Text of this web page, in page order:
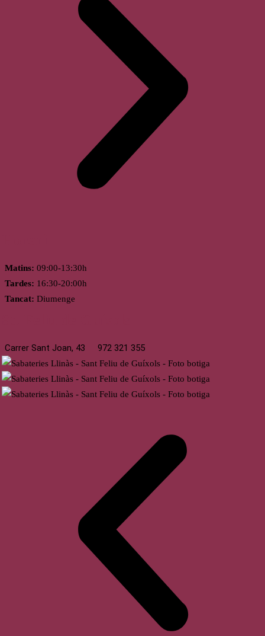
Matins: 09:00-13:30h
Tardes: 16:30-20:00h
Tancat: Diumenge
Carrer Sant Joan, 43 972 321 355